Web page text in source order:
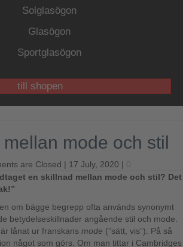
Solglasögon
Glasögon
Sportglasögon
till shopen
mode och stil
are Closed | 17 July, 2020 | 0
en skillnad mellan mode och stil? Det
om bägge begrepp ofta används synonymt
betydelseskillnader angående stil och mode.
lånat ur franskans mode (”sätt, vis”). På så
något som görs. Om man tittar i Cambridges